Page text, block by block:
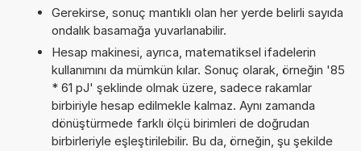
Gerekirse, sonuç mantıklı olan her yerde belirli sayıda
ondalık basamağa yuvarlanabilir.
Hesap makinesi, ayrıca, matematiksel ifadelerin
kullanımını da mümkün kılar. Sonuç olarak, örneğin '85
* 61 pJ' şeklinde olmak üzere, sadece rakamlar
birbiriyle hesap edilmekle kalmaz. Aynı zamanda
dönüştürmede farklı ölçü birimleri de doğrudan
birbirleriyle eşleştirilebilir. Bu da, örneğin, şu şekilde